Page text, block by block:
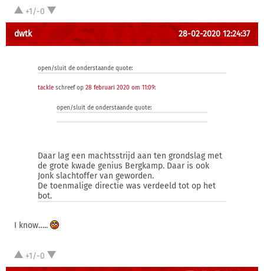
+1/-0
dwtk 28-02-2020 12:24:37
open/sluit de onderstaande quote:
tackle schreef op 28 februari 2020 om 11:09:
open/sluit de onderstaande quote:
Daar lag een machtsstrijd aan ten grondslag met
de grote kwade genius Bergkamp. Daar is ook
Jonk slachtoffer van geworden.
De toenmalige directie was verdeeld tot op het
bot.
I know…..
+1/-0